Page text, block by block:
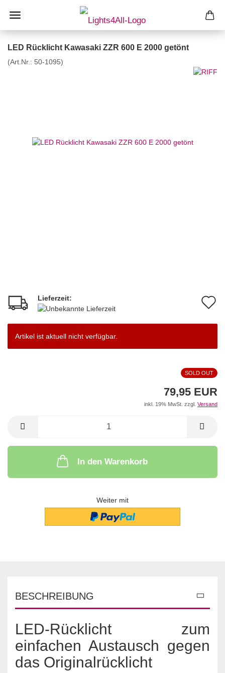
LED Rücklicht Kawasaki ZZR 600 E 2000 getönt
(Art.Nr.: 50-1095)
Lieferzeit:
Artikel ist aktuell nicht verfügbar.
SOLD OUT
79,95 EUR
inkl. 19% MwSt. zzgl. Versand
In den Warenkorb
Weiter mit
BESCHREIBUNG
LED-Rücklicht zum
einfachen Austausch gegen
das Originalrücklicht